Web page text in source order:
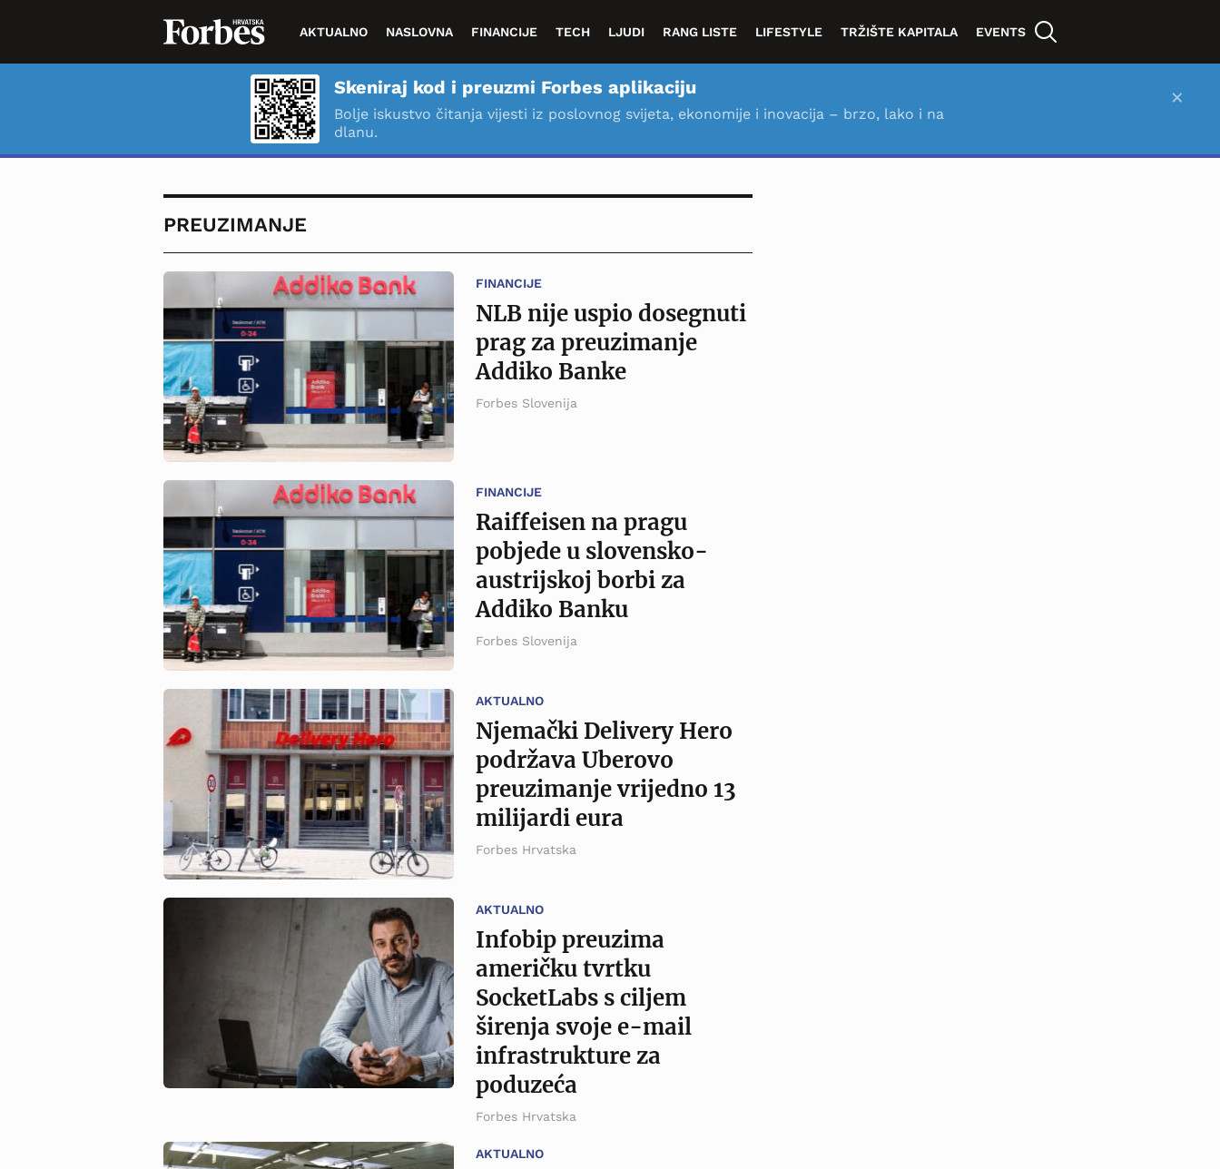
AKTUALNO NASLOVNA FINANCIJE TECH LJUDI RANG LISTE LIFESTYLE TRŽIŠTE KAPITALA EVENTS
Skeniraj kod i preuzmi Forbes aplikaciju
Bolje iskustvo čitanja vijesti iz poslovnog svijeta, ekonomije i inovacija – brzo, lako i na
dlanu.
×
PREUZIMANJE
FINANCIJE
NLB nije uspio dosegnuti
prag za preuzimanje
Addiko Banke
Forbes Slovenija
FINANCIJE
Raiffeisen na pragu
pobjede u slovensko-
austrijskoj borbi za
Addiko Banku
Forbes Slovenija
AKTUALNO
Njemački Delivery Hero
podržava Uberovo
preuzimanje vrijedno 13
milijardi eura
Forbes Hrvatska
AKTUALNO
Infobip preuzima
američku tvrtku
SocketLabs s ciljem
širenja svoje e-mail
infrastrukture za
poduzeća
Forbes Hrvatska
AKTUALNO